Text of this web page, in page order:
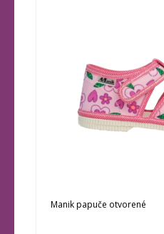
Manik papuče otvorené